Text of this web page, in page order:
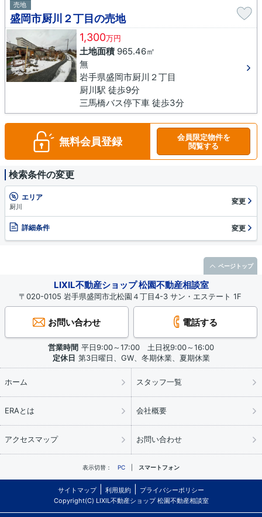
売地
盛岡市厨川２丁目の売地
1,300万円
土地面積965.46㎡
無
岩手県盛岡市厨川２丁目
厨川駅 徒歩9分
三馬橋バス停下車 徒歩3分
無料会員登録
会員限定物件を
閲覧する
検索条件の変更
エリア
厨川
変更
詳細条件 変更
LIXIL不動産ショップ 松園不動産相談室
〒020-0105 岩手県盛岡市北松園４丁目4-3 サン・エステート 1F
お問い合わせ 電話する
営業時間 平日9:00～17:00 土日祝9:00～16:00
定休日 第3日曜日、GW、冬期休業、夏期休業
ホーム スタッフ一覧
ERAとは 会社概要
アクセスマップ お問い合わせ
表示切替： PC スマートフォン
サイトマップ 利用規約
プライバシーポリシー
Copyright(C) LIXIL不動産ショップ 松園不動産相談室
ページトップ